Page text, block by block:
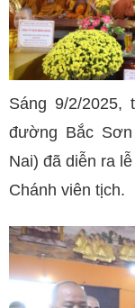
Sáng 9/2/
đường Bắc
Nai) đã diễn ra
Chánh viên tịch.